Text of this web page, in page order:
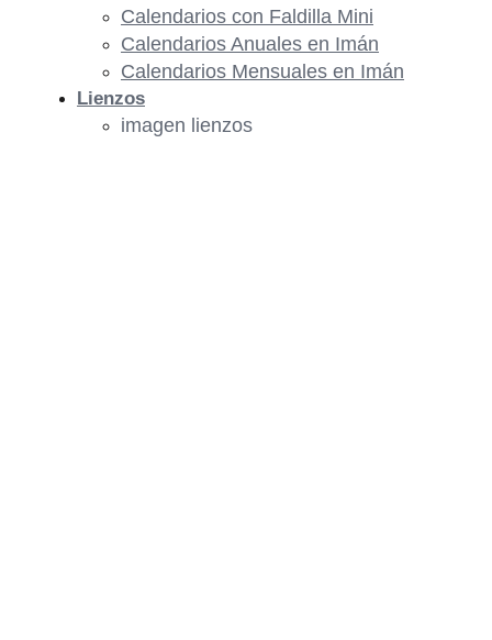
Calendarios con Faldilla Mini
Calendarios Anuales en Imán
Calendarios Mensuales en Imán
Lienzos
imagen lienzos